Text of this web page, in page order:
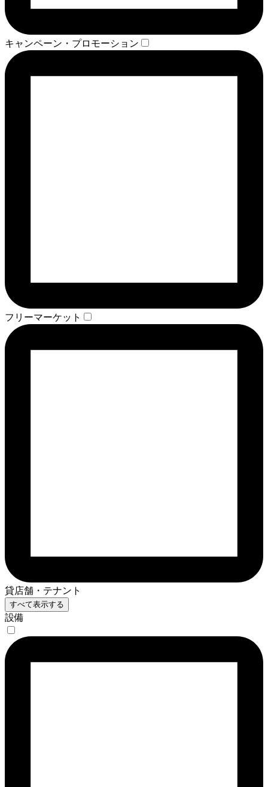
キャンペーン・プロモーション
フリーマーケット
貸店舗・テナント
すべて表示する
設備